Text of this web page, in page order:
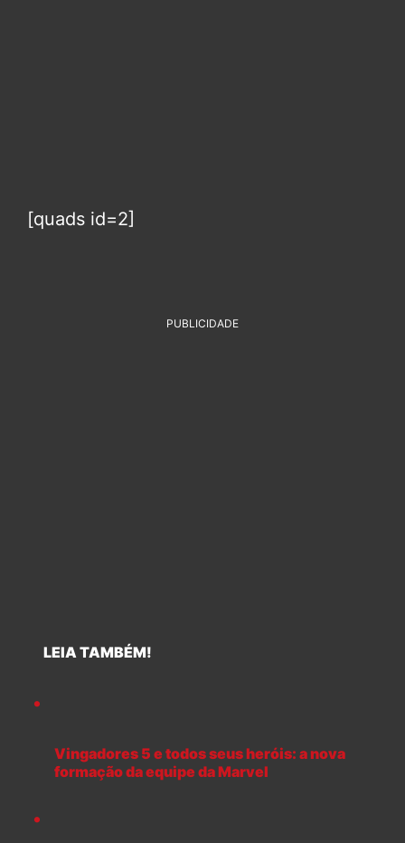
[quads id=2]
PUBLICIDADE
LEIA TAMBÉM!
Vingadores 5 e todos seus heróis: a nova
formação da equipe da Marvel